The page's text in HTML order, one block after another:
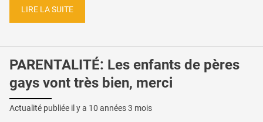
LIRE LA SUITE
PARENTALITÉ: Les enfants de pères
gays vont très bien, merci
Actualité publiée il y a 10 années 3 mois